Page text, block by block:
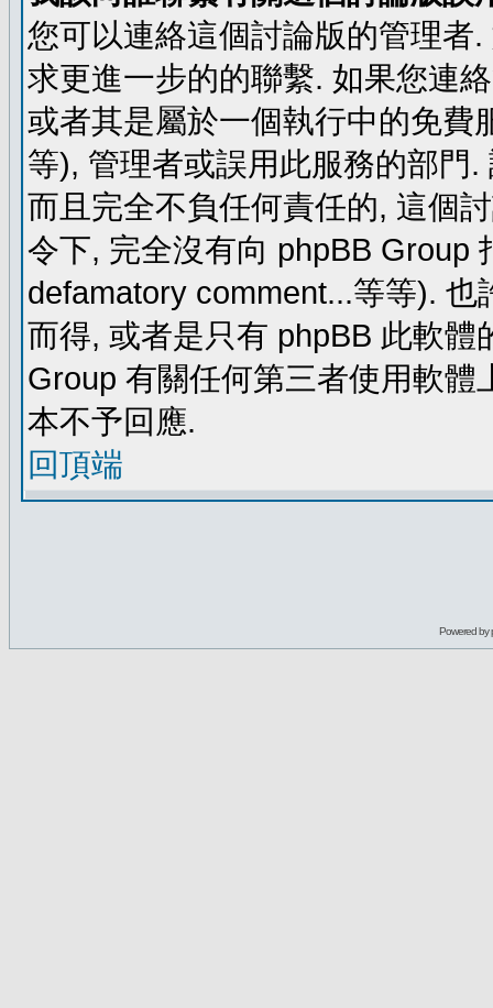
您可以連絡這個討論版的管理者
求更進一步的的聯繫. 如果您連
或者其是屬於一個執行中的免費
等), 管理者或誤用此服務的部門
而且完全不負任何責任的, 這個
令下, 完全沒有向 phpBB Group
defamatory comment...等等).
而得, 或者是只有 phpBB 此軟
Group 有關任何第三者使用軟
本不予回應.
回頂端
Powered by